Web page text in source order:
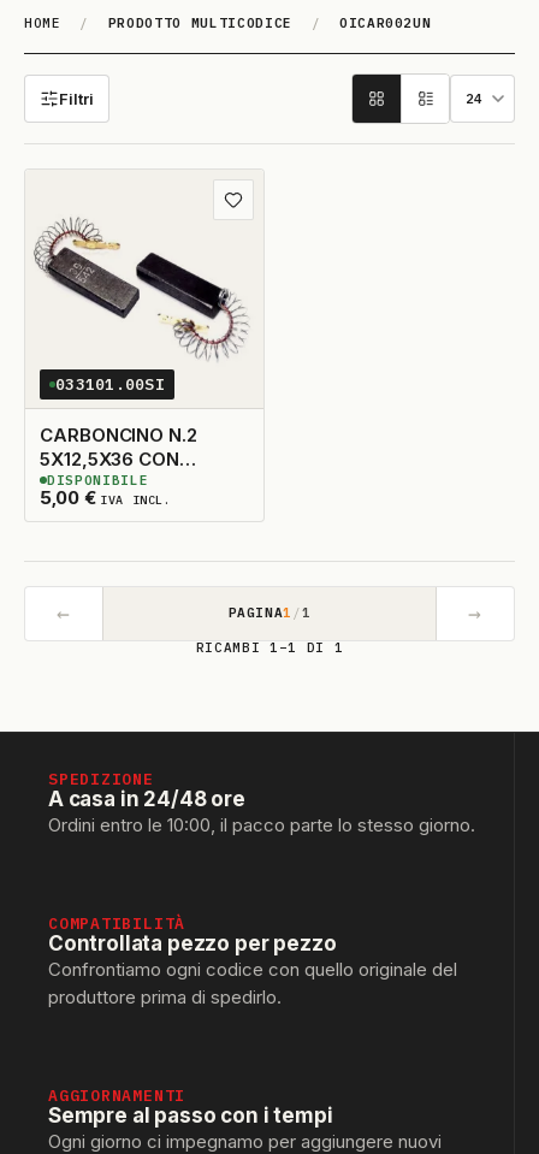
HOME / PRODOTTO MULTICODICE / OICAR002UN
OICAR002UN
Filtri
Aggiungi ai preferiti
033101.00SI
CARBONCINO N.2
5X12,5X36 CON
MOLLA
5,00 € IVA INCL.
7DISPONIBILI
DISPONIBILE
← PAGINA1 /1 →
RICAMBI 1–1 DI 1
SPEDIZIONE
A casa in 24/48 ore
Ordini entro le 10:00, il pacco parte lo stesso giorno.
COMPATIBILITÀ
Controllata pezzo per pezzo
Confrontiamo ogni codice con quello originale del
produttore prima di spedirlo.
AGGIORNAMENTI
Sempre al passo con i tempi
Ogni giorno ci impegnamo per aggiungere nuovi